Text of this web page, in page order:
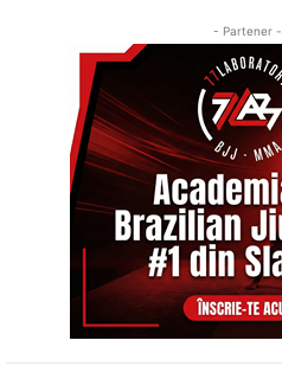
- Partener -